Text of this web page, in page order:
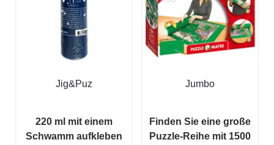
Jig&Puz
220 ml mit einem
Schwamm aufkleben
Jumbo
Finden Sie eine große
Puzzle-Reihe mit 1500